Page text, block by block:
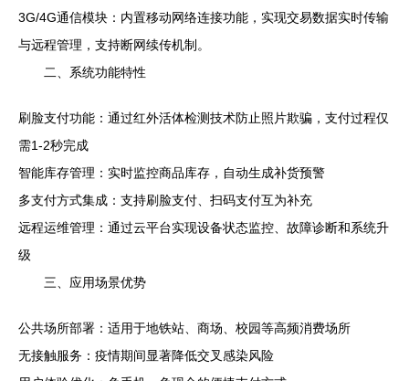
3G/4G通信模块：内置移动网络连接功能，实现交易数据实时传输
与远程管理，支持断网续传机制。
二、系统功能特性
刷脸支付功能：通过红外活体检测技术防止照片欺骗，支付过程仅
需1-2秒完成
智能库存管理：实时监控商品库存，自动生成补货预警
多支付方式集成：支持刷脸支付、扫码支付互为补充
远程运维管理：通过云平台实现设备状态监控、故障诊断和系统升
级
三、应用场景优势
公共场所部署：适用于地铁站、商场、校园等高频消费场所
无接触服务：疫情期间显著降低交叉感染风险